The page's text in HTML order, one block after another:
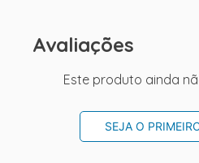
Avaliações
Este produto ainda
SEJA O